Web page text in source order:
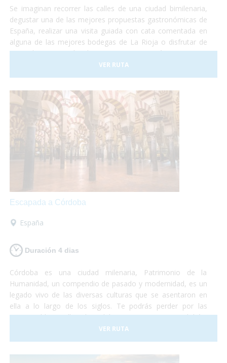
Se imaginan recorrer las calles de una ciudad bimilenaria,
degustar una de las mejores propuestas gastronómicas de
España, realizar una visita guiada con cata comentada en
alguna de las mejores bodegas de La Rioja o disfrutar de
una relajante sesión de Spa con una temática que gira
entorno del vino y del aceite de oliva? Y todo esto
adaptado a vuestras necesidades!
VER RUTA
Escapada a Córdoba
España
Duración 4 dias
Córdoba es una ciudad milenaria, Patrimonio de la
Humanidad, un compendio de pasado y modernidad, es un
legado vivo de las diversas culturas que se asentaron en
ella a lo largo de los siglos. Te podrás perder por las
innumerables callejuelas del casco antiguo cordobés,
plazas y patios floridos ubicados alrededor de la Mezquita-
Catedral, reflejo de la relevancia de la ciudad en la época
VER RUTA